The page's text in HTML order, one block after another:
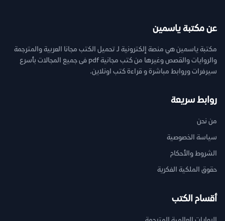
عن مكتبة ياسمين
مكتبة ياسمين هي منصة إلكترونية لـ تحميل الكتب مجانا العربية والمترجمة
والروايات والقصص وغيرها من كتب مجانية pdf فى جميع المجالات بأسرع
سيرفرات وروابط مباشرة و قراءة كتب اونلاين.
روابط سريعة
من نحن
سياسة الخصوصية
الشروط والأحكام
حقوق الملكية الفكرية
أقسام الكتب